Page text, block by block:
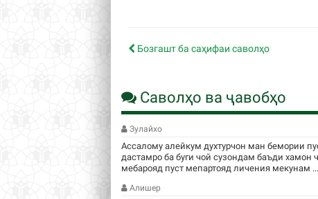
Бозгашт ба саҳифаи саволҳо
Саволҳо ва ҷавобҳо
Зулайхо
Ассалому алейкум духтурчон ман бемории
дастамро ба буги чой сузондам баъди
мебарояд пуст мепартояд личения мекунам
Алишер